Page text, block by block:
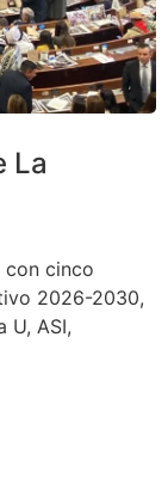
La
con cinco
2026-2030,
U, ASI,